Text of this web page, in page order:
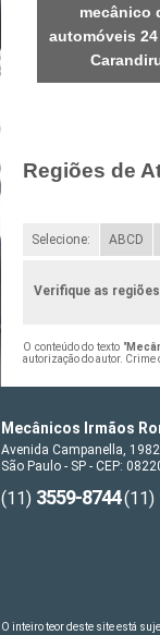
mecânico
automóveis
Regiões de
Selecione: ABCD
Verifique as
O conteúdo do texto "
autorização do autor. Crime
Mecânicos Irmãos
Avenida Campanella,
São Paulo - SP - CEP:
(11) 3559-8744(11)
O inteiro teor deste site está